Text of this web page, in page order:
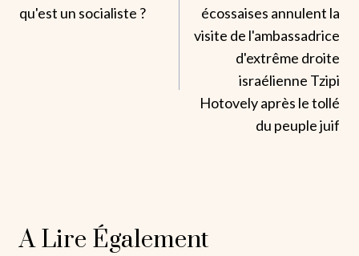
qu'est un socialiste ?
écossaises annulent la
visite de l'ambassadrice
d'extrême droite
israélienne Tzipi
Hotovely après le tollé
du peuple juif
A Lire Également